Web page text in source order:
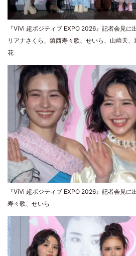
『ViVi 超ポジティブ EXPO 2026』記者会見
リアナさくら、鎮西寿々歌、せいら、山﨑天
花
『ViVi 超ポジティブ EXPO 2026』記者会見
寿々歌、せいら